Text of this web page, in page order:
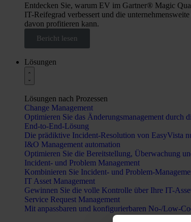
Entdecken Sie, warum EV im Gartner® Magic
IT-Reifegrad verbessert und die
davon profitieren kann.
Bericht lesen
Lösungen
Lösungen nach Prozessen
Change Management
Optimieren Sie das Änderungsmanagement
End-to-End-Lösung
Die prädiktive Incident-Resolution von EasyVista
I&O Management automation
Optimieren Sie die Bereitstellung, Überwachung
Incident- und Problem Management
Kombinieren Sie Incident- und Problem-
IT Asset Management
Gewinnen Sie die volle Kontrolle über Ihre IT-
Service Request Management
Mit anpassbaren und konfigurierbaren No-/Low-